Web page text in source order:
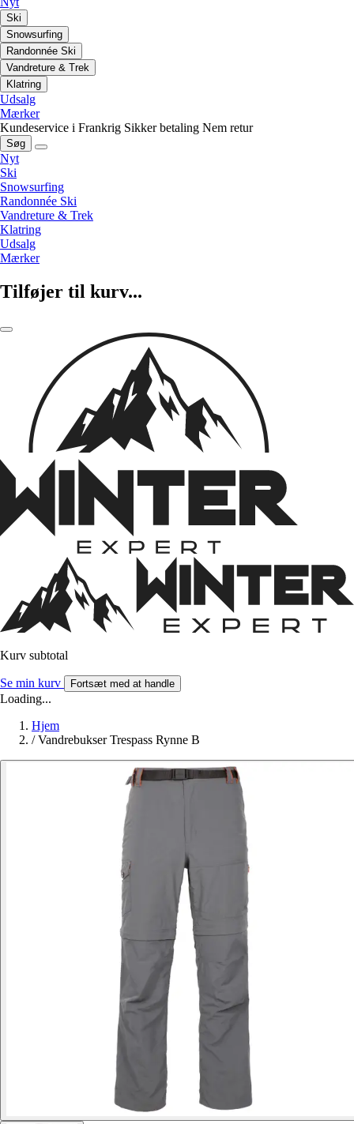
Ski
Snowsurfing
Randonnée Ski
Vandreture & Trek
Klatring
Udsalg
Mærker
Kundeservice i Frankrig Sikker betaling Nem retur
Søg
Nyt
Ski
Snowsurfing
Randonnée Ski
Vandreture & Trek
Klatring
Udsalg
Mærker
Tilføjer til kurv...
Kurv subtotal
Se min kurv Fortsæt med at handle
Loading...
Hjem
/ Vandrebukser Trespass Rynne B